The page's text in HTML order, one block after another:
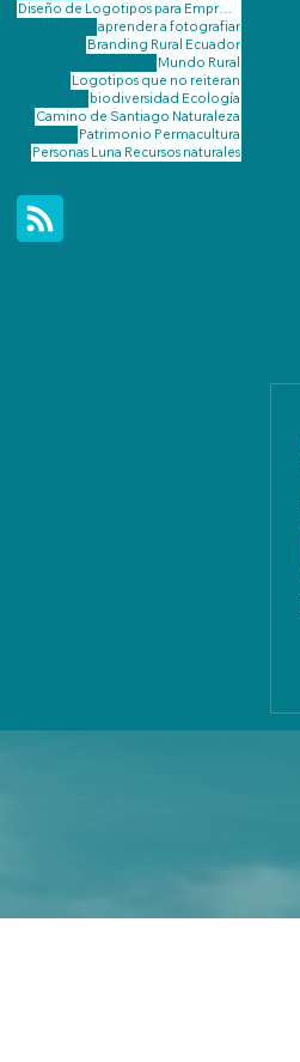
aprender a fotografiar
Branding Rural Ecuador
Mundo Rural
Logotipos que no reiteran
biodiversidad Ecología
Camino de Santiago Naturaleza
Patrimonio Permacultura
Personas Luna Recursos naturales